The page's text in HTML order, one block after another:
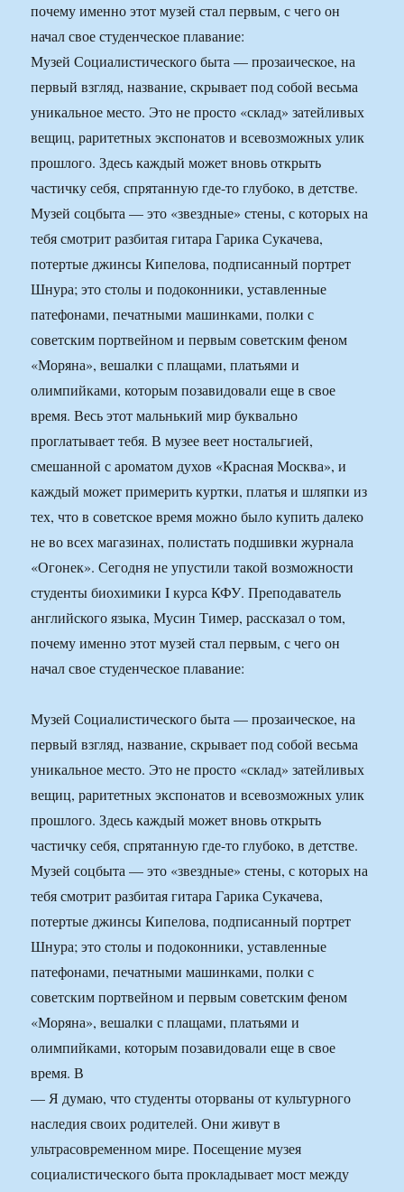
почему именно этот музей стал первым, с чего он
начал свое студенческое плавание:
Музей Социалистического быта — прозаическое, на
первый взгляд, название, скрывает под собой весьма
уникальное место. Это не просто «склад» затейливых
вещиц, раритетных экспонатов и всевозможных улик
прошлого. Здесь каждый может вновь открыть
частичку себя, спрятанную где-то глубоко, в детстве.
Музей соцбыта — это «звездные» стены, с которых на
тебя смотрит разбитая гитара Гарика Сукачева,
потертые джинсы Кипелова, подписанный портрет
Шнура; это столы и подоконники, уставленные
патефонами, печатными машинками, полки с
советским портвейном и первым советским феном
«Моряна», вешалки с плащами, платьями и
олимпийками, которым позавидовали еще в свое
время. Весь этот мальнький мир буквально
проглатывает тебя. В музее веет ностальгией,
смешанной с ароматом духов «Красная Москва», и
каждый может примерить куртки, платья и шляпки из
тех, что в советское время можно было купить далеко
не во всех магазинах, полистать подшивки журнала
«Огонек». Сегодня не упустили такой возможности
студенты биохимики I курса КФУ. Преподаватель
английского языка, Мусин Тимер, рассказал о том,
почему именно этот музей стал первым, с чего он
начал свое студенческое плавание:
Музей Социалистического быта — прозаическое, на
первый взгляд, название, скрывает под собой весьма
уникальное место. Это не просто «склад» затейливых
вещиц, раритетных экспонатов и всевозможных улик
прошлого. Здесь каждый может вновь открыть
частичку себя, спрятанную где-то глубоко, в детстве.
Музей соцбыта — это «звездные» стены, с которых на
тебя смотрит разбитая гитара Гарика Сукачева,
потертые джинсы Кипелова, подписанный портрет
Шнура; это столы и подоконники, уставленные
патефонами, печатными машинками, полки с
советским портвейном и первым советским феном
«Моряна», вешалки с плащами, платьями и
олимпийками, которым позавидовали еще в свое
время. В
— Я думаю, что студенты оторваны от культурного
наследия своих родителей. Они живут в
ультрасовременном мире. Посещение музея
социалистического быта прокладывает мост между